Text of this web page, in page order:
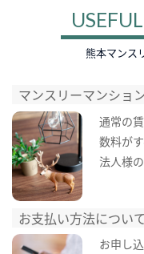
熊本マンス
マンスリーマンショ
通常の
数料が
法人様
お支払い方法について
お申し